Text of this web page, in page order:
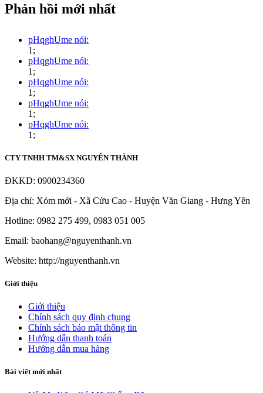
Phản hồi mới nhất
pHqghUme nói:
1;
pHqghUme nói:
1;
pHqghUme nói:
1;
pHqghUme nói:
1;
pHqghUme nói:
1;
CTY TNHH TM&SX NGUYỄN THÀNH
ĐKKD: 0900234360
Địa chỉ: Xóm mới - Xã Cửu Cao - Huyện Văn Giang - Hưng Yên
Hotline: 0982 275 499, 0983 051 005
Email: baohang@nguyenthanh.vn
Website: http://nguyenthanh.vn
Giới thiệu
Giới thiệu
Chính sách quy định chung
Chính sách bảo mật thông tin
Hướng dẫn thanh toán
Hướng dẫn mua hàng
Bài viết mới nhất